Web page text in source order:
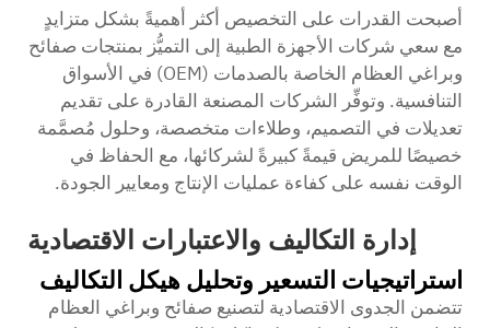
أصبحت القدرات على التخصيص أكثر أهميةً بشكل متزايدٍ
مع سعي شركات الأجهزة الطبية إلى التميُّز بمنتجات صفائح
وبراغي العظام الخاصة بالصدمات (OEM) في الأسواق
التنافسية. وتوفِّر الشركات المصنعة القادرة على تقديم
تعديلات في التصميم، وطلاءات متخصصة، وحلول مُصمَّمة
خصيصًا للمريض قيمةً كبيرةً لشركائها، مع الحفاظ في
الوقت نفسه على كفاءة عمليات الإنتاج ومعايير الجودة.
إدارة التكاليف والاعتبارات الاقتصادية
استراتيجيات التسعير وتحليل هيكل التكاليف
تتضمن الجدوى الاقتصادية لتصنيع صفائح وبراغي العظام